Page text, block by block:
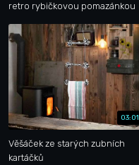
retro rybičkovou pomazánkou
03:01
Věšáček ze starých zubních
kartáčků